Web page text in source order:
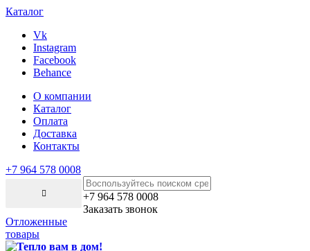
Каталог
Vk
Instagram
Facebook
Behance
О компании
Каталог
Оплата
Доставка
Контакты
+7 964 578 0008
+7 964 578 0008
Заказать звонок
Отложенные
товары